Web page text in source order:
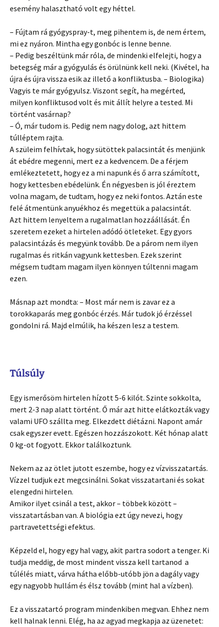
esemény halasztható volt egy héttel.
– Fújtam rá gyógyspray-t, meg pihentem is, de nem értem,
mi ez nyáron. Mintha egy gonbóc is lenne benne.
– Pedig beszéltünk már róla, de mindenki elfelejti, hogy a
betegség már a gyógyulás és örülnünk kell neki. (Kivétel, ha
újra és újra vissza esik az illető a konfliktusba. – Biologika)
Vagyis te már gyógyulsz. Viszont segít, ha megérted,
milyen konfliktusod volt és mit állít helyre a tested. Mi
történt vasárnap?
– Ó, már tudom is. Pedig nem nagy dolog, azt hittem
túlléptem rajta.
A szüleim felhívtak, hogy sütöttek palacsintát és menjünk
át ebédre megenni, mert ez a kedvencem. De a férjem
emlékeztetett, hogy ez a mi napunk és ő arra számított,
hogy kettesben ebédelünk. Én négyesben is jól éreztem
volna magam, de tudtam, hogy ez neki fontos. Aztán este
felé átmentünk anyuékhoz és megettük a palacsintát.
Azt hittem lenyeltem a rugalmatlan hozzáállását. Én
szeretem ezeket a hirtelen adódó ötleteket. Egy gyors
palacsintázás és megyünk tovább. De a párom nem ilyen
rugalmas és ritkán vagyunk kettesben. Ezek szerint
mégsem tudtam magam ilyen könnyen túltenni magam
ezen.
Másnap azt mondta: – Most már nem is zavar ez a
torokkaparás meg gonbóc érzés. Már tudok jó érzéssel
gondolni rá. Majd elmúlik, ha készen lesz a testem.
Túlsúly
Egy ismerősöm hirtelen hízott 5-6 kilót. Szinte sokkolta,
mert 2-3 nap alatt történt. Ő már azt hitte elátkozták vagy
valami UFO szállta meg. Elkezdett diétázni. Napont amár
csak egyszer evett. Egészen hozzászokott. Két hónap alatt
0 kg-ot fogyott. Ekkor találkoztunk.
Nekem az az ötlet jutott eszembe, hogy ez vízvisszatartás.
Vízzel tudjuk ezt megcsinálni. Sokat visszatartani és sokat
elengedni hirtelen.
Amikor ilyet csinál a test, akkor – többek között –
visszatartásban van. A biológia ezt úgy nevezi, hogy
partravetettségi efektus.
Képzeld el, hogy egy hal vagy, akit partra sodort a tenger. Ki
tudja meddig, de most mindent vissza kell tartanod a
túlélés miatt, várva hátha előbb-utóbb jön a dagály vagy
egy nagyobb hullám és élsz tovább (mint hal a vízben).
Ez a visszatartó program mindenkiben megvan. Ehhez nem
kell halnak lenni. Elég, ha az agyad megkapja az üzenetet: